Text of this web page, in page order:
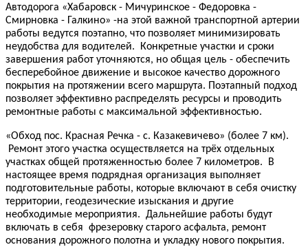
Автодорога «Хабаровск - Мичуринское - Федоровка -
Смирновка - Галкино» -на этой важной транспортной артерии
работы ведутся поэтапно, что позволяет минимизировать
неудобства для водителей. Конкретные участки и сроки
завершения работ уточняются, но общая цель - обеспечить
бесперебойное движение и высокое качество дорожного
покрытия на протяжении всего маршрута. Поэтапный подход
позволяет эффективно распределять ресурсы и проводить
ремонтные работы с максимальной эффективностью.
«Обход пос. Красная Речка - с. Казакевичево» (более 7 км).
Ремонт этого участка осуществляется на трёх отдельных
участках общей протяженностью более 7 километров. В
настоящее время подрядная организация выполняет
подготовительные работы, которые включают в себя очистку
территории, геодезические изыскания и другие
необходимые мероприятия. Дальнейшие работы будут
включать в себя фрезеровку старого асфальта, ремонт
основания дорожного полотна и укладку нового покрытия.